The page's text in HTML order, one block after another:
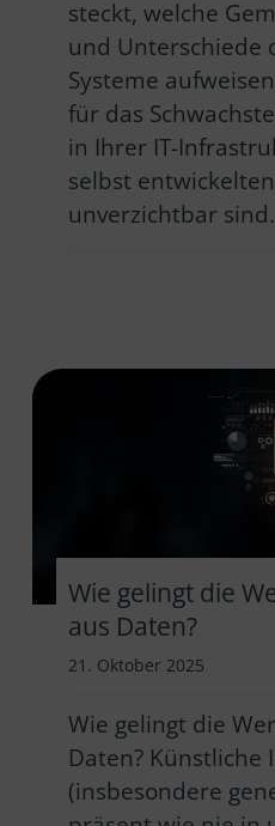
steckt, welche
und Unterschiede
Systeme
für das
in Ihrer IT-
selbst
unverzichtbar sind.
Wie gelingt die
aus Daten?
21. Oktober 2025
Wie gelingt die
Daten? Künstliche
(insbesondere